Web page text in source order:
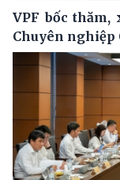
VPF bốc
Chuyên nghiệp